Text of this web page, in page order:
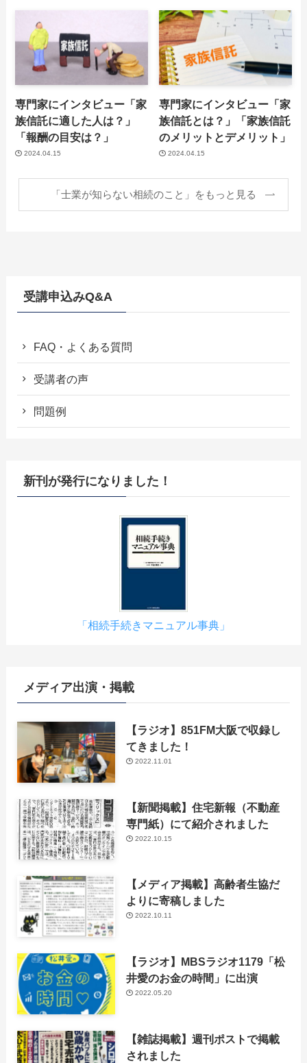
専門家にインタビュー「家
族信託に適した人は？」
「報酬の目安は？」
2024.04.15
専門家にインタビュー「家
族信託とは？」「家族信託
のメリットとデメリット」
2024.04.15
「士業が知らない相続のこと」をもっと見る
受講申込みQ&A
FAQ・よくある質問
受講者の声
問題例
新刊が発行になりました！
「相続手続きマニュアル事典」
メディア出演・掲載
【ラジオ】851FM大阪で収録し
てきました！
2022.11.01
【新聞掲載】住宅新報（不動産
専門紙）にて紹介されました
2022.10.15
【メディア掲載】高齢者生協だ
よりに寄稿しました
2022.10.11
【ラジオ】MBSラジオ1179「松
井愛のお金の時間」に出演
2022.05.20
【雑誌掲載】週刊ポストで掲載
されました